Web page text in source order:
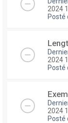
2024
Posté
2024
Posté
2024
Posté